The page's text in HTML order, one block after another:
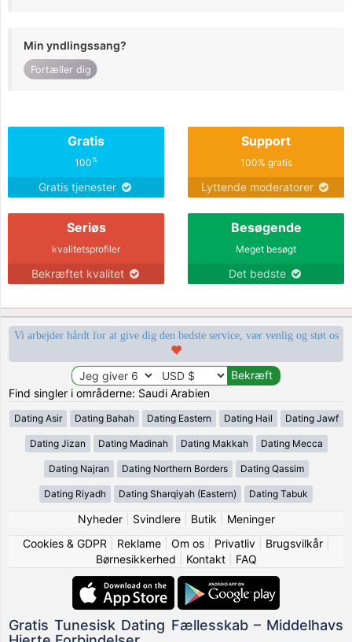
Min yndlingssang?
Fortæller dig
Gratis
100%
Gratis tjenester
Support
100% gratis
Lyttende moderatorer
Seriøs
kvalitetsprofiler
Bekræftet kvalitet
Besøgende
Meget besøgt
Det bedste
Vi arbejder hårdt for at give dig den bedste service, vær venlig og støt os
Find singler i områderne: Saudi Arabien
Dating Asir Dating Bahah Dating Eastern Dating Hail Dating Jawf
Dating Jizan Dating Madinah Dating Makkah Dating Mecca
Dating Najran Dating Northern Borders Dating Qassim
Dating Riyadh Dating Sharqiyah (Eastern) Dating Tabuk
Nyheder| Svindlere| Butik
Meninger
Cookies & GDPR
Reklame| Om os| Privatliv| Brugsvilkår|
Børnesikkerhed
Kontakt| FAQ
Gratis Tunesisk Dating Fællesskab – Middelhavs